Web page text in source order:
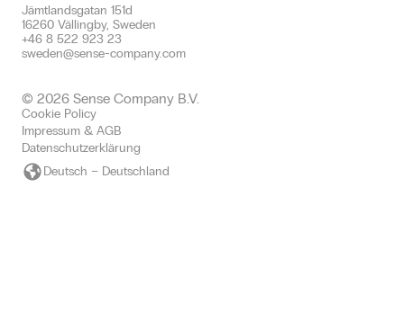
Jämtlandsgatan 151d
16260 Vällingby, Sweden
+46 8 522 923 23
sweden@sense-company.com
© 2026 Sense Company B.V.
Cookie Policy
Impressum & AGB
Datenschutzerklärung
Deutsch – Deutschland